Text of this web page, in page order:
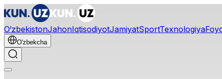
O‘zbekistonJahonIqtisodiyotJamiyatSportTexnologiya
O'zbekcha